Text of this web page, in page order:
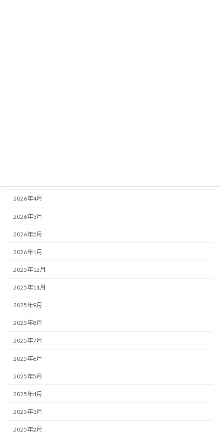
2026年4月
2026年3月
2026年2月
2026年1月
2025年12月
2025年11月
2025年9月
2025年8月
2025年7月
2025年6月
2025年5月
2025年4月
2025年3月
2025年2月